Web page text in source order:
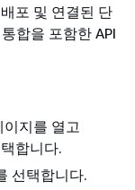
포 및 연결된 단
합을 포함한 API
이지를 열고
합니다.
선택합니다.